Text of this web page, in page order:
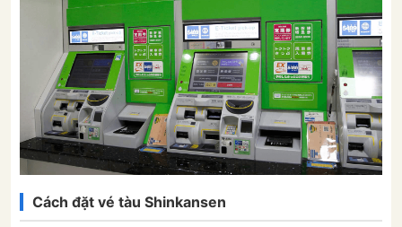
Cách đặt vé tàu Shinkansen